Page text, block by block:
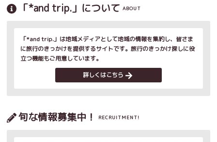
「*and trip.」について ABOUT
「*and trip.」は地域メディアとして地域の情報を集約し、皆さま
に旅行のきっかけを提供するサイトです。旅行のきっかけ探しに役
立つ機能もご用意しています。
詳しくはこちら
旬な情報募集中！ RECRUITMENT!